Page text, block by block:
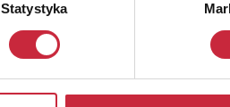
Statystyka